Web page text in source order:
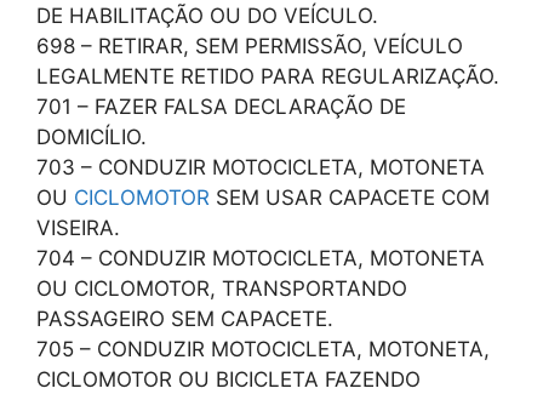
DE HABILITAÇÃO OU DO VEÍCULO.
698 – RETIRAR, SEM PERMISSÃO, VEÍCULO
LEGALMENTE RETIDO PARA REGULARIZAÇÃO.
701 – FAZER FALSA DECLARAÇÃO DE
DOMICÍLIO.
703 – CONDUZIR MOTOCICLETA, MOTONETA
OU CICLOMOTOR SEM USAR CAPACETE COM
VISEIRA.
704 – CONDUZIR MOTOCICLETA, MOTONETA
OU CICLOMOTOR, TRANSPORTANDO
PASSAGEIRO SEM CAPACETE.
705 – CONDUZIR MOTOCICLETA, MOTONETA,
CICLOMOTOR OU BICICLETA FAZENDO